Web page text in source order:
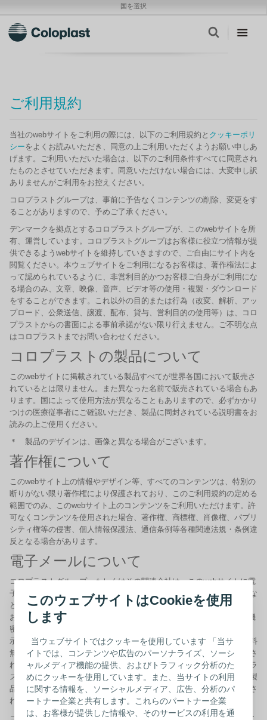
このウェブサイトはCookieを使用
します
当ウェブサイトではクッキーを使用しています 「当サ
イトでは、コンテンツや広告のパーソナライズ、ソーシ
ャルメディア機能の提供、およびトラフィック分析のた
めにクッキーを使用しています。また、当サイトの利用
に関する情報を、ソーシャルメディア、広告、分析のパ
ートナー企業と共有します。これらのパートナー企業
は、お客様が提供した情報や、そのサービスの利用を通
国を選択
ご利用規約
当社のwebサイトをご利用の際には、以下のご利用規約と クッキーポリ
シーをよくお読みいただき、同意の上ご利用いただくようお願い申しあ
げます。ご利用いただいた場合は、以下のご利用条件すべてに同意され
たものとさせていただきます。同意いただけない場合には、大変申し訳
ありませんがご利用をお控えください。
コロプラストグループは、事前に予告なくコンテンツの削除、変更をす
ることがありますので、予めご了承ください。
デンマークを拠点とするコロプラストグループが、このwebサイトを所
有、運営しています。コロプラストグループはお客様に役立つ情報が提
供できるようwebサイトを維持していきますので、ご自由にサイト内を
閲覧ください。本ウェブサイトをご利用になるお客様は、著作権法によ
って認められているように、非営利目的かつお客様ご自身がご利用にな
る場合のみ、文章、映像、音声、ビデオ等の使用・複製・ダウンロード
をすることができます。これ以外の目的または行為（改変、解析、アッ
プロード、公衆送信、譲渡、配布、貸与、営利目的の使用等）は、コロ
プラストからの書面による事前承諾がない限り行えません。ご不明な点
はコロプラストまでお問い合わせください。
コロプラストの製品について
このwebサイトに掲載されている製品すべてが世界各国において販売さ
れているとは限りません。また異なった名前で販売されている場合もあ
ります。国によって使用方法が異なることもありますので、必ずかかり
つけの医療従事者にご確認いただき、製品に同封されている説明書をお
読みの上ご使用ください。
＊ 製品のデザインは、画像と異なる場合がございます。
著作権について
このwebサイト上の情報やデザイン等、すべてのコンテンツは、特別の
断りがない限り著作権により保護されており、このご利用規約の定める
範囲でのみ、このwebサイト上のコンテンツをご利用いただけます。許
可なくコンテンツを使用された場合、著作権、商標権、肖像権、パブリ
シティ権等の侵害、個人情報保護法、通信条例等各種関連法規・条例違
反となる場合があります。
電子メールについて
コロプラストグループ、もしくはその関連会社は、このwebサイトに電
子メールその他の方法で送信されたデータやご質問、ご意見、ご提案な
どを機密或いはお客様に帰属するものとしてお取り扱いいたしません。
お客様はご自身がこのwebサイトに送信された内容については、その機
密性を放棄しコロプラストグループとその関連会社に対し、再生、開
示、転送、公開、放送、掲載等を含むすべての使用目的に対し、使用料
無料の使用権を許諾したものとご理解ください。さらにお客様が送信さ
れたアイデア、コンセプト、ノウハウ、技術などに関しても、コロプラ
ストグループとその関連会社がこれらの情報を利用した開発、製造、製
品の販売を含む、いかなる目的にも自由に編集・使用することに同意さ
れたものといたします。
コロプラストグループは、webサイト上の情報が正確かつ最新であるよ